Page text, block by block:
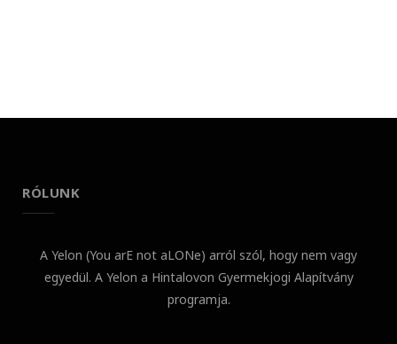
RÓLUNK
A Yelon (You arE not aLONe) arról szól, hogy nem vagy
egyedül. A Yelon a Hintalovon Gyermekjogi Alapítvány
programja.